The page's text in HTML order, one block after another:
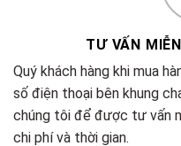
TƯ VẤN
Quý khách hàng khi mua
số điện thoại bên khung
chúng tôi để được tư vấn
chi phí và thời gian.